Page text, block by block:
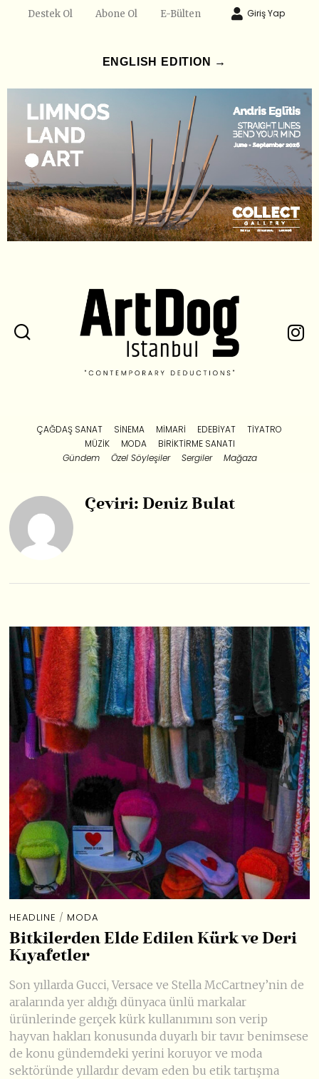
Destek Ol Abone Ol E-Bülten Giriş Yap
ENGLISH EDITION →
ÇAĞDAŞ SANAT SINEMA MIMARI EDEBIYAT
TIYATRO
MÜZIK
MODA
BIRIKTIRME SANATI
Gündem
Özel Söyleşiler Sergiler Mağaza
Çeviri: Deniz Bulat
HEADLINE / MODA
Bitkilerden Elde Edilen Kürk ve Deri
Kıyafetler
Son yıllarda Gucci, Versace ve Stella McCartney’nin de
aralarında yer aldığı dünyaca ünlü markalar
ürünlerinde gerçek kürk kullanımını son verip
hayvan hakları konusunda duyarlı bir tavır benimsese
de konu gündemdeki yerini koruyor ve moda
sektöründe yıllardır devam eden bu etik tartışma